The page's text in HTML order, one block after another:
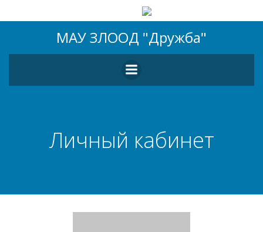
к
содержимому
МАУ ЗЛООД "Дружба"
Личный кабинет